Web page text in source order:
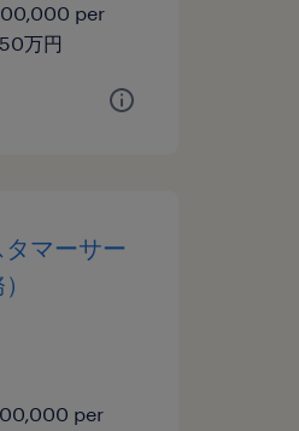
per
万円
タマーサー
per